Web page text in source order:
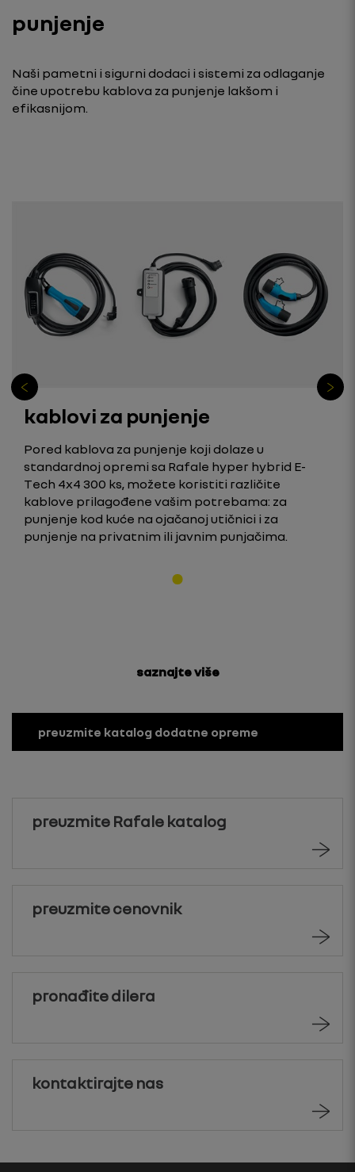
punjenje
Naši pametni i sigurni dodaci i sistemi za odlaganje
čine upotrebu kablova za punjenje lakšom i
efikasnijom.
kablovi za punjenje
Pored kablova za punjenje koji dolaze u
standardnoj opremi sa Rafale hyper hybrid E-
Tech 4x4 300 ks, možete koristiti različite
kablove prilagođene vašim potrebama: za
punjenje kod kuće na ojačanoj utičnici i za
punjenje na privatnim ili javnim punjačima.
saznajte više
preuzmite katalog dodatne opreme
preuzmite Rafale katalog
preuzmite cenovnik
pronađite dilera
kontaktirajte nas